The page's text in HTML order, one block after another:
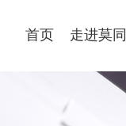
首页 走进莫同